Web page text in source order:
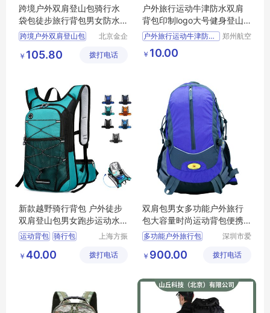
跨境户外双肩登山包骑行水
袋包徒步旅行背包男女防水
野营背包装备
跨境户外双肩登山包
双肩登山包
北京金企
有限公司
￥ 105.80 拨打电话
户外旅行运动牛津防水双肩
背包印制logo大号健身登山
背包
户外旅行运动牛津防水双肩背包
大号健身登山背包
郑州航空
￥ 10.00
新款越野骑行背包 户外徒步
双肩登山包男女跑步运动水
袋背包
运动背包 骑行包
双肩背包
上海方振
有限公司
￥ 40.00 拨打电话
双肩包男女多功能户外旅行
包大容量时尚运动背包便携
徒步登山包
多功能户外旅行包
便携徒步登山包
深圳市爱
用品有限
￥ 900.00 拨打电话